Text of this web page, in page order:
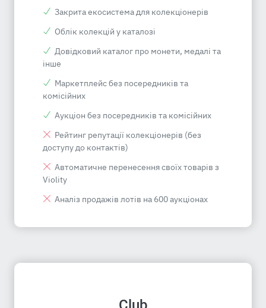
Закрита екосистема для колекціонерів
Облік колекцій у каталозі
Довідковий каталог про монети, медалі та
інше
Маркетплейс без посередників та
комісійних
Аукціон без посередників та комісійних
Рейтинг репутації колекціонерів (без
доступу до контактів)
Автоматичне перенесення своїх товарів з
Violity
Аналіз продажів лотів на 600 аукціонах